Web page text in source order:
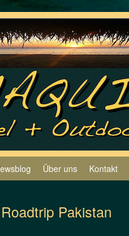
Über uns Kontakt
Roadtrip Pakistan